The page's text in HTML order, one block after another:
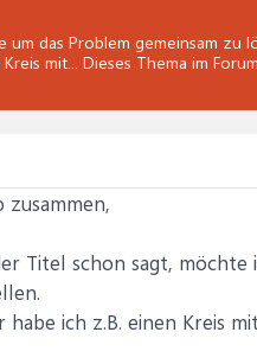
um das Problem gemeinsam zu
mit... Dieses Thema im
zusammen,
Titel schon sagt, möchte
habe ich z.B. einen Kreis